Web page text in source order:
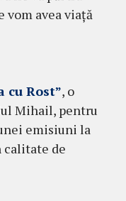
vom avea viață
cu Rost”, o
Mihail, pentru
emisiuni la
calitate de